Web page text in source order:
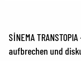
SİNEMA
aufbrechen und